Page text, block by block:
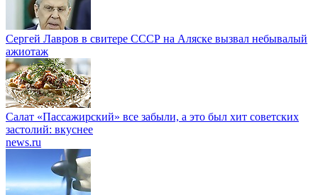
Сергей Лавров в свитере СССР на Аляске вызвал небывалый
ажиотаж
Салат «Пассажирский» все забыли, а это был хит советских
застолий: вкуснее
news.ru